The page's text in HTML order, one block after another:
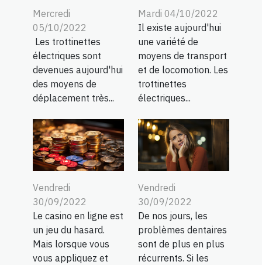
Mercredi
05/10/2022
Les trottinettes
électriques sont
devenues aujourd'hui
des moyens de
déplacement très...
Mardi 04/10/2022
Il existe aujourd'hui
une variété de
moyens de transport
et de locomotion. Les
trottinettes
électriques...
Vendredi
30/09/2022
Le casino en ligne est
un jeu du hasard.
Mais lorsque vous
vous appliquez et
Vendredi
30/09/2022
De nos jours, les
problèmes dentaires
sont de plus en plus
récurrents. Si les